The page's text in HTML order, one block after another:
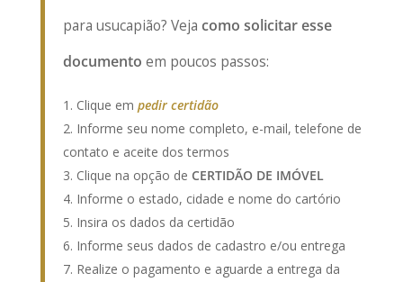
para usucapião? Veja como solicitar esse
documento em poucos passos:
Clique em pedir certidão
Informe seu nome completo, e-mail, telefone de
contato e aceite dos termos
Clique na opção de CERTIDÃO DE IMÓVEL
Informe o estado, cidade e nome do cartório
Insira os dados da certidão
Informe seus dados de cadastro e/ou entrega
Realize o pagamento e aguarde a entrega da